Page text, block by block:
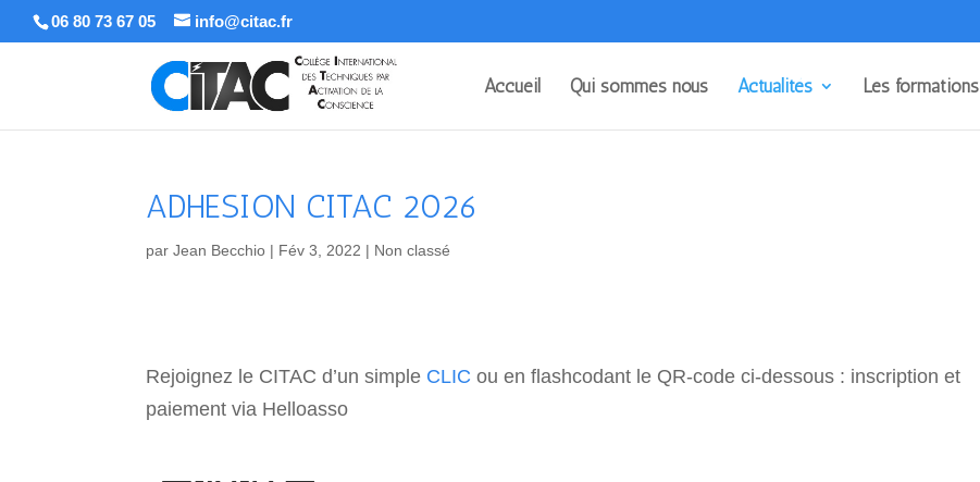
06 80 73 67 05 info@citac.fr
Accueil Qui sommes nous Actualités Les formations
ADHESION CITAC 2026
parJean Becchio | Fév 3, 2022 | Non classé
Rejoignez le CITAC d’un simple CLIC ou en flashcodant le QR-code ci-dessous : inscription et
paiement via Helloasso